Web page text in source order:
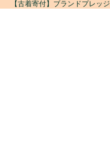
【古着寄付】ブランドプレッジ